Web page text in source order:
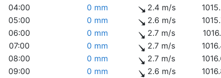
04:00
0 mm 2.4 m/s
05:00
0 mm 2.6 m/s
06:00
0 mm 2.7 m/s
07:00
0 mm 2.7 m/s
08:00
0 mm 2.7 m/s
09:00
0 mm 2.6 m/s